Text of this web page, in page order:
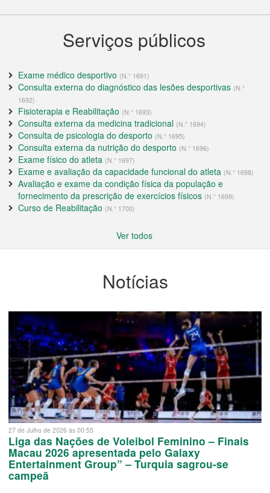
Serviços públicos
Exame médico desportivo (N.° 1691)
Consulta externa do diagnóstico das lesões desportivas (N.°
1692)
Fisioterapia e Reabilitação (N.° 1693)
Consulta externa da medicina tradicional (N.° 1694)
Consulta de psicologia do desporto (N.° 1695)
Consulta externa da nutrição do desporto (N.° 1696)
Exame físico do atleta (N.° 1697)
Exame e avaliação da capacidade funcional do atleta (N.° 1698)
Avaliação e exame da condição física da população e
fornecimento da prescrição de exercícios físicos (N.° 1699)
Curso de Reabilitação (N.° 1700)
Ver todos
Notícias
27 de Julho de 2026 às 00:55
Liga das Nações de Voleibol Feminino – Finais
Macau 2026 apresentada pelo Galaxy
Entertainment Group” – Turquia sagrou-se
campeã